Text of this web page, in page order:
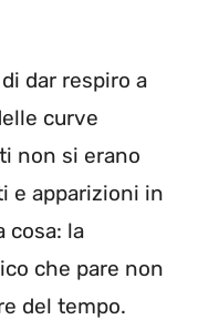
dar respiro a
curve
non si erano
e apparizioni in
cosa: la
che pare non
del tempo.